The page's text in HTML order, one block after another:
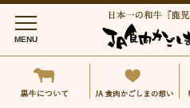
MENU
黒牛について